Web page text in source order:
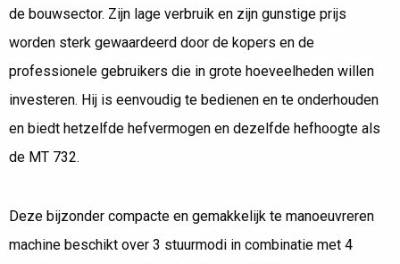
de bouwsector. Zijn lage verbruik en zijn gunstige prijs
worden sterk gewaardeerd door de kopers en de
professionele gebruikers die in grote hoeveelheden willen
investeren. Hij is eenvoudig te bedienen en te onderhouden
en biedt hetzelfde hefvermogen en dezelfde hefhoogte als
de MT 732.
Deze bijzonder compacte en gemakkelijk te manoeuvreren
machine beschikt over 3 stuurmodi in combinatie met 4